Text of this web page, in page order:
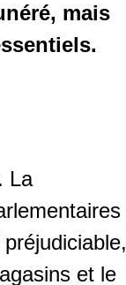
mais
La
et le